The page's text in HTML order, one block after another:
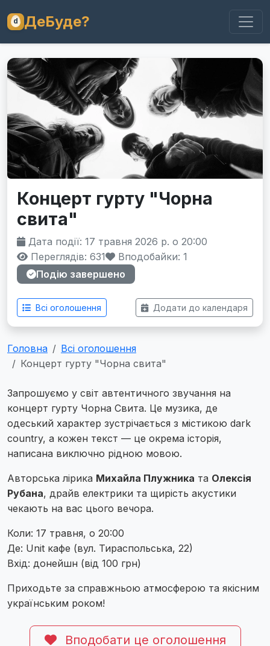
ДеБуде?
Концерт гурту "Чорна
свита"
Дата події: 17 травня 2026 р. о 20:00
Переглядів: 631
Вподобайки: 1
Подію завершено
Всі оголошення Додати до календаря
Головна
Всі оголошення
Концерт гурту "Чорна свита"
Запрошуємо у світ автентичного звучання на
концерт гурту Чорна Свита. Це музика, де
одеський характер зустрічається з містикою dark
country, а кожен текст — це окрема історія,
написана виключно рідною мовою.
Авторська лірика Михайла Плужника та Олексія
Рубана, драйв електрики та щирість акустики
чекають на вас цього вечора.
Коли: 17 травня, о 20:00
Де: Unit кафе (вул. Тираспольська, 22)
Вхід: донейшн (від 100 грн)
Приходьте за справжньою атмосферою та якісним
українським роком!
Вподобати це оголошення